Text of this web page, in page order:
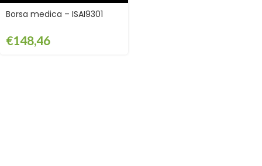
Borsa medica – ISAI9301
€148,46